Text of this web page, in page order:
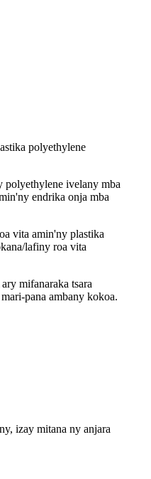
polyethylene
polyethylene ivelany mba
endrika onja mba
vita amin'ny plastika
lafiny roa vita
mifanaraka tsara
pana ambany kokoa.
izay mitana ny anjara